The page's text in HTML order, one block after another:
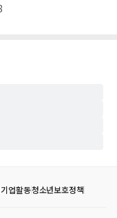
업활동청소년보호정책